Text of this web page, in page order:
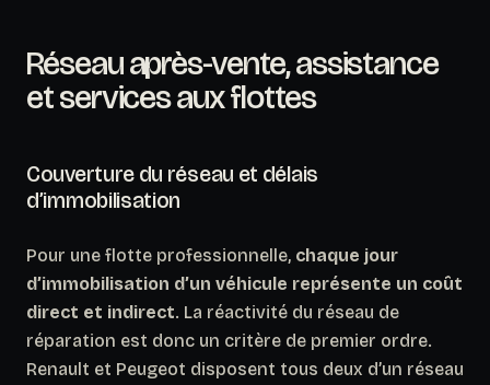
Réseau après-vente, assistance
et services aux flottes
Couverture du réseau et délais
d’immobilisation
Pour une flotte professionnelle, chaque jour
d’immobilisation d’un véhicule représente un coût
direct et indirect. La réactivité du réseau de
réparation est donc un critère de premier ordre.
Renault et Peugeot disposent tous deux d’un réseau